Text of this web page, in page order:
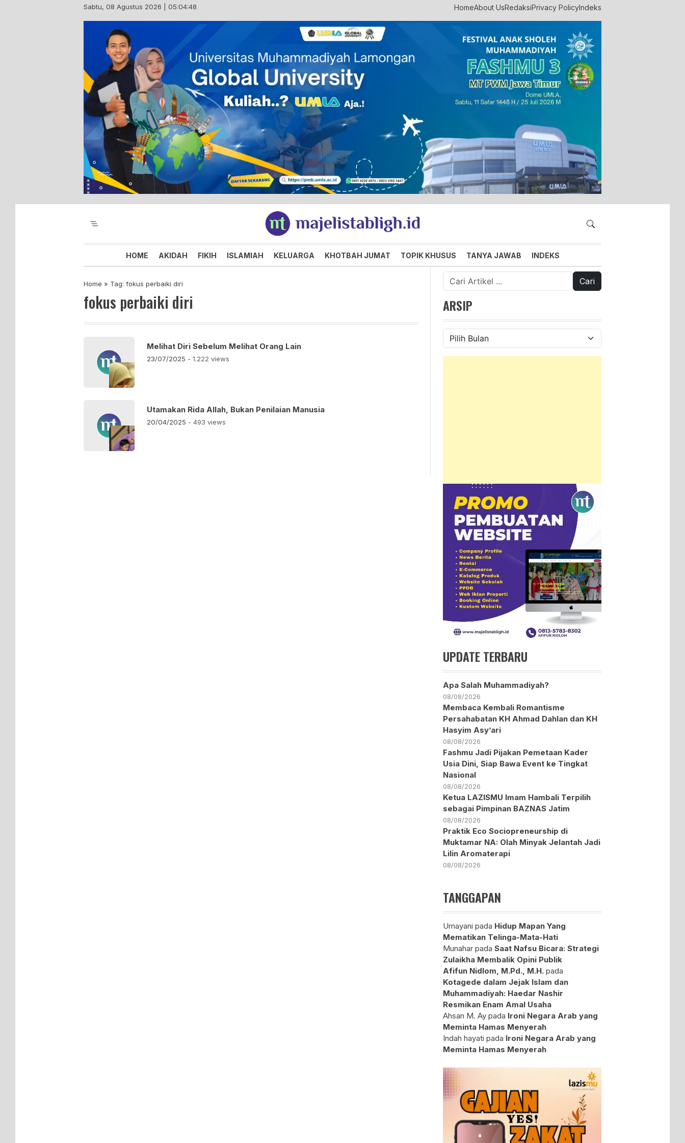
Sabtu, 08 Agustus 2026 | 05:04:49 HomeAbout UsRedaksiPrivacy PolicyIndeks
Majelis Tabligh Muhammadiyah
Syiar Dakwah Islam Berkemajuan dan Menggembirakan
HOME AKIDAH FIKIH ISLAMIAH KELUARGA KHOTBAH JUMAT TOPIK KHUSUS TANYA JAWAB INDEKS
Home » Tag: fokus perbaiki diri
fokus perbaiki diri
Melihat Diri Sebelum Melihat Orang Lain
23/07/2025 - 1.222 views
Utamakan Rida Allah, Bukan Penilaian Manusia
20/04/2025 - 493 views
Cari
untuk:
ARSIP
Arsip
UPDATE TERBARU
Apa Salah Muhammadiyah?
08/08/2026
Membaca Kembali Romantisme
Persahabatan KH Ahmad Dahlan dan KH
Hasyim Asy’ari
08/08/2026
Fashmu Jadi Pijakan Pemetaan Kader
Usia Dini, Siap Bawa Event ke Tingkat
Nasional
08/08/2026
Ketua LAZISMU Imam Hambali Terpilih
sebagai Pimpinan BAZNAS Jatim
08/08/2026
Praktik Eco Sociopreneurship di
Muktamar NA: Olah Minyak Jelantah Jadi
Lilin Aromaterapi
08/08/2026
TANGGAPAN
Umayani pada Hidup Mapan Yang
Mematikan Telinga-Mata-Hati
Munahar padaSaat Nafsu Bicara: Strategi
Zulaikha Membalik Opini Publik
Afifun Nidlom, M.Pd., M.H. pada
Kotagede dalam Jejak Islam dan
Muhammadiyah: Haedar Nashir
Resmikan Enam Amal Usaha
Ahsan M. Ay pada Ironi Negara Arab yang
Meminta Hamas Menyerah
Indah hayati pada Ironi Negara Arab yang
Meminta Hamas Menyerah